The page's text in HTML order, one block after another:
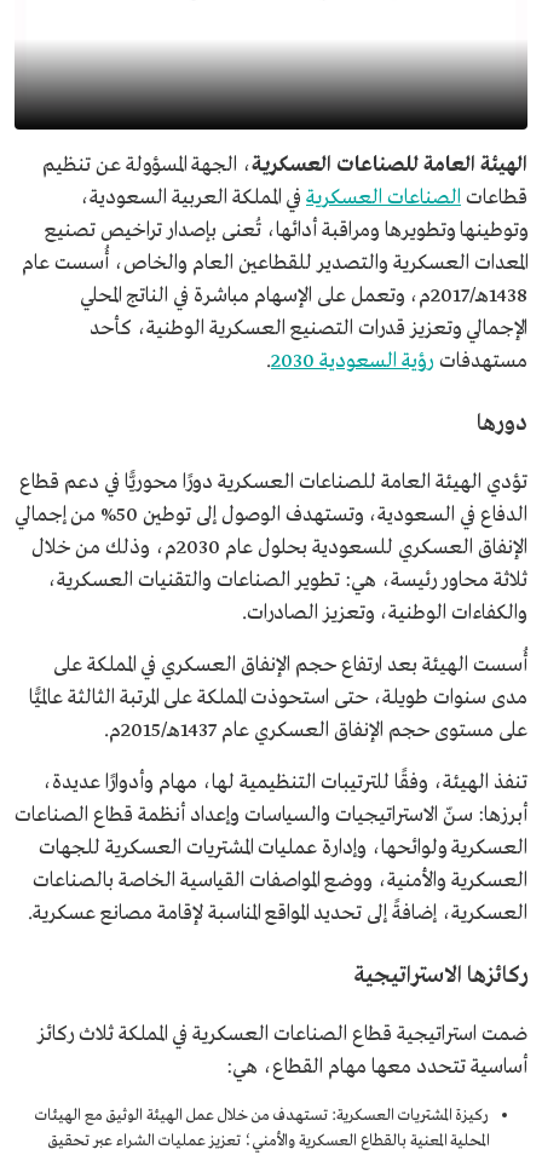
الهيئة العامة للصناعات العسكرية، الجهة المسؤولة عن تنظيم
قطاعات الصناعات العسكرية في المملكة العربية السعودية،
وتوطينها وتطويرها ومراقبة أدائها، تُعنى بإصدار تراخيص تصنيع
المعدات العسكرية والتصدير للقطاعين العام والخاص، أُسست عام
1438هـ/2017م، وتعمل على الإسهام مباشرة في الناتج المحلي
الإجمالي وتعزيز قدرات التصنيع العسكرية الوطنية، كأحد
مستهدفات رؤية السعودية 2030 .
دورها
تؤدي الهيئة العامة للصناعات العسكرية دورًا محوريًّا في دعم قطاع
الدفاع في السعودية، وتستهدف الوصول إلى توطين 50% من إجمالي
الإنفاق العسكري للسعودية بحلول عام 2030م، وذلك من خلال
ثلاثة محاور رئيسة، هي: تطوير الصناعات والتقنيات العسكرية،
والكفاءات الوطنية، وتعزيز الصادرات.
أُسست الهيئة بعد ارتفاع حجم الإنفاق العسكري في المملكة على
مدى سنوات طويلة، حتى استحوذت المملكة على المرتبة الثالثة عالميًّا
على مستوى حجم الإنفاق العسكري عام 1437هـ/2015م.
تنفذ الهيئة، وفقًا للترتيبات التنظيمية لها، مهام وأدوارًا عديدة،
أبرزها: سنّ الاستراتيجيات والسياسات وإعداد أنظمة قطاع الصناعات
العسكرية ولوائحها، وإدارة عمليات المشتريات العسكرية للجهات
العسكرية والأمنية، ووضع المواصفات القياسية الخاصة بالصناعات
العسكرية، إضافةً إلى تحديد المواقع المناسبة لإقامة مصانع عسكرية.
ركائزها الاستراتيجية
ضمت استراتيجية قطاع الصناعات العسكرية في المملكة ثلاث ركائز
أساسية تتحدد معها مهام القطاع، هي:
ركيزة المشتريات العسكرية: تستهدف من خلال عمل الهيئة الوثيق مع الهيئات
المحلية المعنية بالقطاع العسكرية والأمني؛ تعزيز عمليات الشراء عبر تحقيق